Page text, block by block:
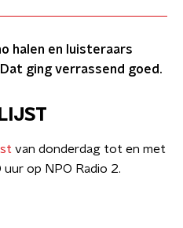
halen en luisteraars
Dat ging verrassend goed.
van donderdag tot en met
op NPO Radio 2.